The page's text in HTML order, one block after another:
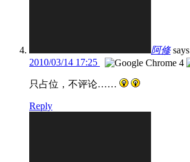
阿修
2010/03/14 17:25
只占位，不评论……
Reply